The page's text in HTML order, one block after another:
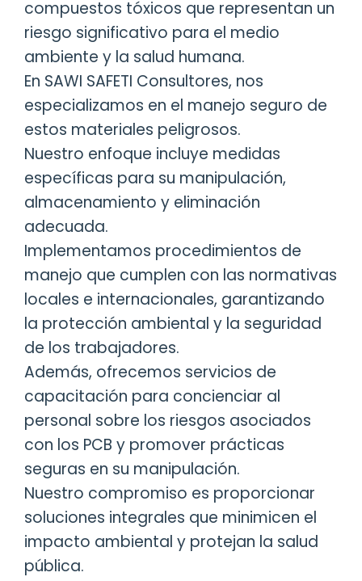
compuestos tóxicos que representan un
riesgo significativo para el medio
ambiente y la salud humana.
En SAWI SAFETI Consultores, nos
especializamos en el manejo seguro de
estos materiales peligrosos.
Nuestro enfoque incluye medidas
específicas para su manipulación,
almacenamiento y eliminación
adecuada.
Implementamos procedimientos de
manejo que cumplen con las normativas
locales e internacionales, garantizando
la protección ambiental y la seguridad
de los trabajadores.
Además, ofrecemos servicios de
capacitación para concienciar al
personal sobre los riesgos asociados
con los PCB y promover prácticas
seguras en su manipulación.
Nuestro compromiso es proporcionar
soluciones integrales que minimicen el
impacto ambiental y protejan la salud
pública.